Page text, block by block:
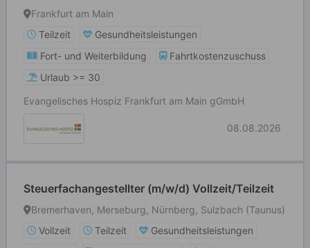
Frankfurt am Main
Teilzeit
Gesundheitsleistungen
Fort- und Weiterbildung
Fahrtkostenzuschuss
Urlaub >= 30
Evangelisches Hospiz Frankfurt am Main gGmbH
08.08.2026
Steuerfachangestellter (m/w/d) Vollzeit/Teilzeit
Bremerhaven, Merseburg, Nürnberg, Sulzbach (Taunus)
Vollzeit
Teilzeit
Gesundheitsleistungen